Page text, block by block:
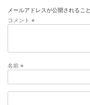
メールアドレスが公開されるこ
コメント ※
名前 ※